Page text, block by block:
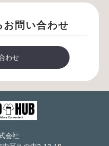
お問い合わせ
わせ
会社